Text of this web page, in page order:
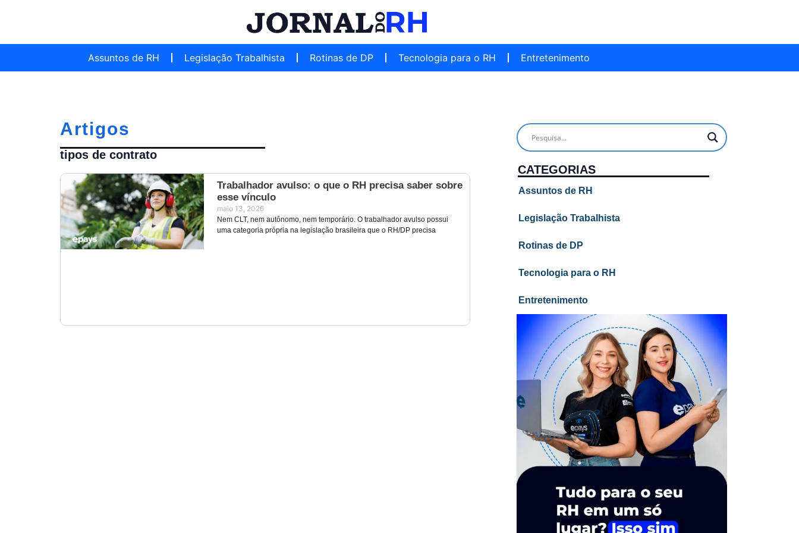
Assuntos de RH Legislação Trabalhista Rotinas de DP Tecnologia para o RH Entretenimento
Artigos
tipos de contrato
Trabalhador avulso: o que o RH precisa saber sobre
esse vínculo
maio 13, 2026
Nem CLT, nem autônomo, nem temporário. O trabalhador avulso possui
uma categoria própria na legislação brasileira que o RH/DP precisa
CATEGORIAS
Assuntos de RH
Legislação Trabalhista
Rotinas de DP
Tecnologia para o RH
Entretenimento